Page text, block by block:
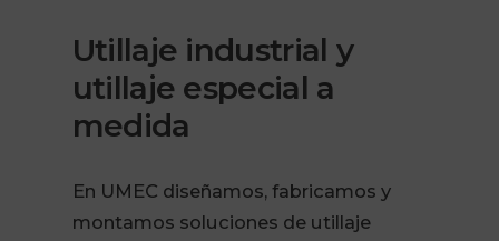
Utillaje industrial y
utillaje especial a
medida
En UMEC diseñamos, fabricamos y
montamos soluciones de utillaje